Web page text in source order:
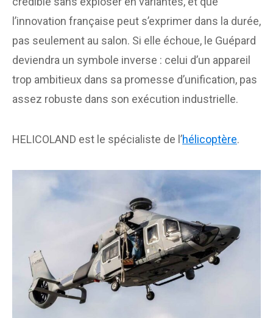
l’innovation française peut s’exprimer dans la durée,
pas seulement au salon. Si elle échoue, le Guépard
deviendra un symbole inverse : celui d’un appareil
trop ambitieux dans sa promesse d’unification, pas
assez robuste dans son exécution industrielle.
HELICOLAND est le spécialiste de l’hélicoptère.